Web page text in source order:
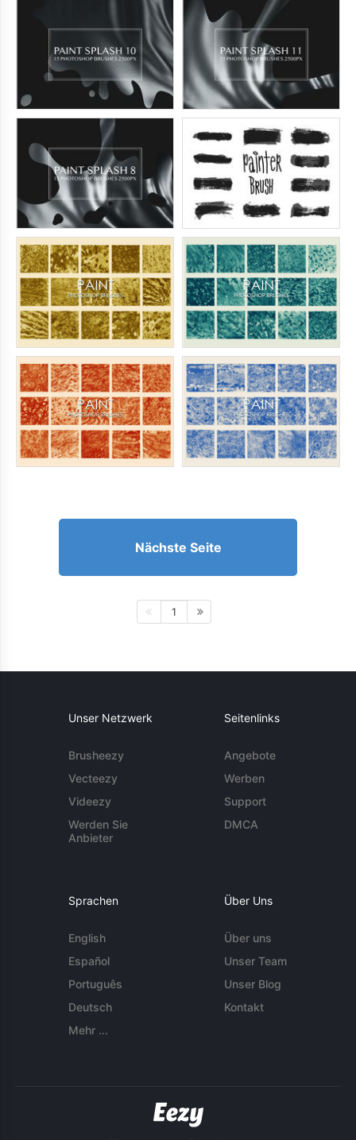
Nächste Seite
1
Unser Netzwerk
Brusheezy
Vecteezy
Videezy
Werden Sie
Anbieter
Seitenlinks
Angebote
Werben
Support
DMCA
Sprachen
English
Español
Português
Deutsch
Mehr ...
Über Uns
Über uns
Unser Team
Unser Blog
Kontakt